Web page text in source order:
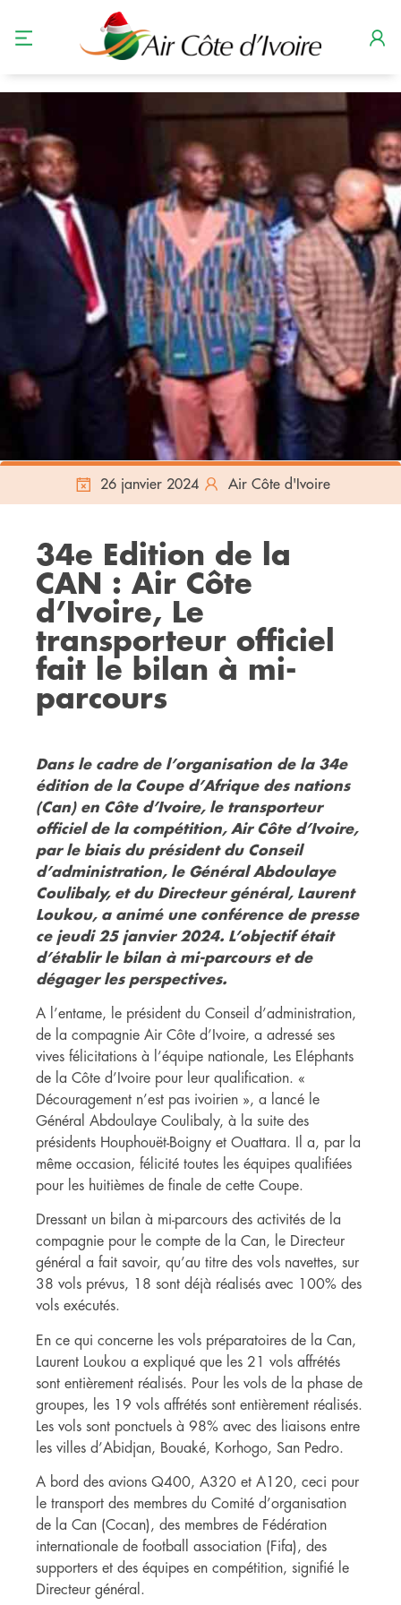
26 janvier 2024 Air Côte d'Ivoire
34e Edition de la
CAN : Air Côte
d’Ivoire, Le
transporteur officiel
fait le bilan à mi-
parcours
Dans le cadre de l’organisation de la 34e
édition de la Coupe d’Afrique des nations
(Can) en Côte d’Ivoire, le transporteur
officiel de la compétition, Air Côte d’Ivoire,
par le biais du président du Conseil
d’administration, le Général Abdoulaye
Coulibaly, et du Directeur général, Laurent
Loukou, a animé une conférence de presse
ce jeudi 25 janvier 2024. L’objectif était
d’établir le bilan à mi-parcours et de
dégager les perspectives.
A l’entame, le président du Conseil d’administration,
de la compagnie Air Côte d’Ivoire, a adressé ses
vives félicitations à l’équipe nationale, Les Eléphants
de la Côte d’Ivoire pour leur qualification. «
Découragement n’est pas ivoirien », a lancé le
Général Abdoulaye Coulibaly, à la suite des
présidents Houphouët-Boigny et Ouattara. Il a, par la
même occasion, félicité toutes les équipes qualifiées
pour les huitièmes de finale de cette Coupe.
Dressant un bilan à mi-parcours des activités de la
compagnie pour le compte de la Can, le Directeur
général a fait savoir, qu’au titre des vols navettes, sur
38 vols prévus, 18 sont déjà réalisés avec 100% des
vols exécutés.
En ce qui concerne les vols préparatoires de la Can,
Laurent Loukou a expliqué que les 21 vols affrétés
sont entièrement réalisés. Pour les vols de la phase de
groupes, les 19 vols affrétés sont entièrement réalisés.
Les vols sont ponctuels à 98% avec des liaisons entre
les villes d’Abidjan, Bouaké, Korhogo, San Pedro.
A bord des avions Q400, A320 et A120, ceci pour
le transport des membres du Comité d’organisation
de la Can (Cocan), des membres de Fédération
internationale de football association (Fifa), des
supporters et des équipes en compétition, signifié le
Directeur général.